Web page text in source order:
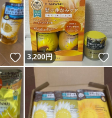
いいね！
3,200円